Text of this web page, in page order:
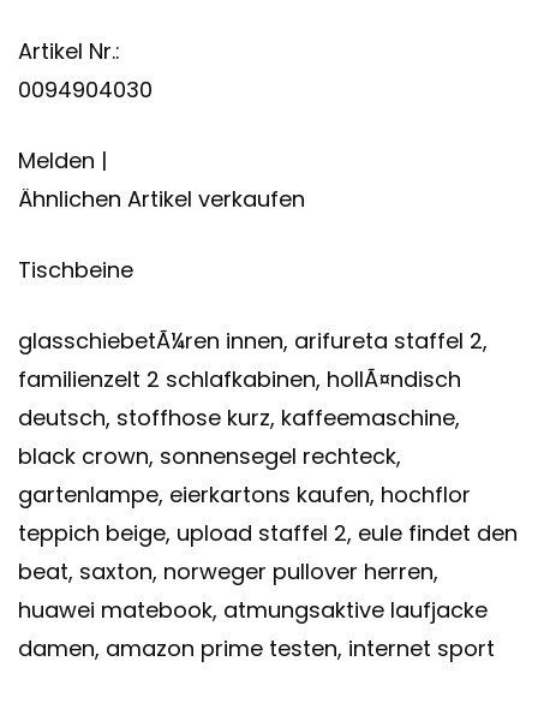
Artikel Nr.:
0094904030
Melden |
Ähnlichen Artikel verkaufen
Tischbeine
glasschiebetÃ¼ren innen, arifureta staffel 2,
familienzelt 2 schlafkabinen, hollÃ¤ndisch
deutsch, stoffhose kurz, kaffeemaschine,
black crown, sonnensegel rechteck,
gartenlampe, eierkartons kaufen, hochflor
teppich beige, upload staffel 2, eule findet den
beat, saxton, norweger pullover herren,
huawei matebook, atmungsaktive laufjacke
damen, amazon prime testen, internet sport